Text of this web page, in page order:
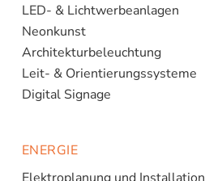
LED- & Lichtwerbeanlagen
Neonkunst
Architekturbeleuchtung
Leit- & Orientierungssysteme
Digital Signage
ENERGIE
Elektroplanung und Installation